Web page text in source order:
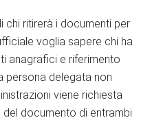
ritirerà i documenti per
voglia sapere chi ha
anagrafici e riferimento
persona delegata non
viene richiesta
documento di entrambi